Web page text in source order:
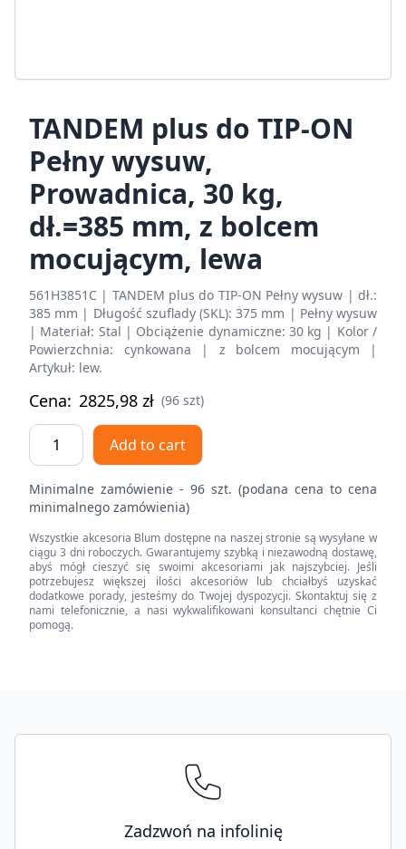
TANDEM plus do TIP-ON
Pełny wysuw,
Prowadnica, 30 kg,
dł.=385 mm, z bolcem
mocującym, lewa
561H3851C | TANDEM plus do TIP-ON Pełny wysuw | dł.:
385 mm | Długość szuflady (SKL): 375 mm | Pełny wysuw
| Materiał: Stal | Obciążenie dynamiczne: 30 kg | Kolor /
Powierzchnia: cynkowana | z bolcem mocującym |
Artykuł: lew.
Cena: 2825,98 zł (96 szt)
TANDEM
plus
TIP-
Pełny
wysuw,
Prowadnica,
30
kg,
mocującym,
Add to cart
Minimalne zamówienie - 96 szt. (podana cena to cena
minimalnego zamówienia)
Wszystkie akcesoria Blum dostępne na naszej stronie są wysyłane w
ciągu 3 dni roboczych. Gwarantujemy szybką i niezawodną dostawę,
abyś mógł cieszyć się swoimi akcesoriami jak najszybciej. Jeśli
potrzebujesz większej ilości akcesoriów lub chciałbyś uzyskać
dodatkowe porady, jesteśmy do Twojej dyspozycji. Skontaktuj się z
nami telefonicznie, a nasi wykwalifikowani konsultanci chętnie Ci
pomogą.
Zadzwoń na infolinię